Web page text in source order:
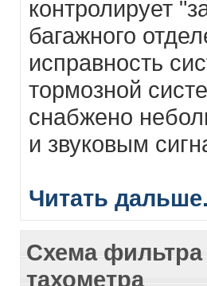
контролирует
багажного
исправность
тормозной
снабжено
и звуковым
Читать
Схема
тахометра